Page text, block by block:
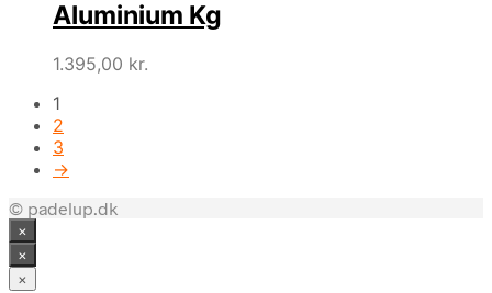
Aluminium Kg
1.395,00 kr.
1
2
3
→
© padelup.dk
×
×
×